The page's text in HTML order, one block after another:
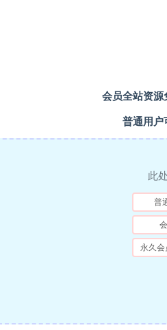
会员全站资源
普通用户
此
普
永久会